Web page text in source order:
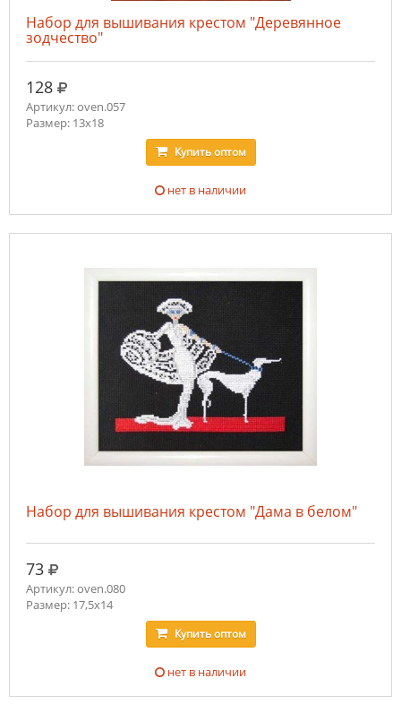
Набор для вышивания крестом "Деревянное
зодчество"
128 руб.
Артикул: oven.057
Размер: 13х18
Купитьоптом
нет в наличии
Набор для вышивания крестом "Дама в белом"
73 руб.
Артикул: oven.080
Размер: 17,5х14
Купитьоптом
нет в наличии